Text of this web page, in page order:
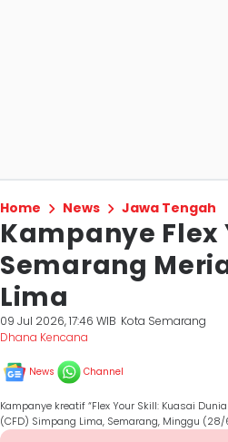
Home News Jawa Tengah
Kampanye Flex
Semarang
Lima
09 Jul 2026, 17:46 WIB Kota Semarang
Dhana Kencana
News Channel
Kampanye kreatif “Flex Your Skill: Kuasai
(CFD) Simpang Lima, Semarang, Minggu